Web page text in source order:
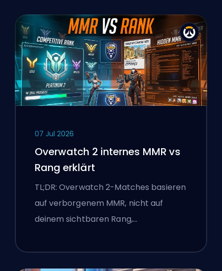
07 Jul 2026
Overwatch 2 internes MMR vs
Rang erklärt
TL;DR: Overwatch 2-Matches basieren
auf verborgenem MMR, nicht auf
deinem sichtbaren Rang,…